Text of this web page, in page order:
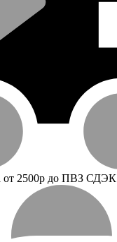
от 2500р до ПВЗ СДЭК